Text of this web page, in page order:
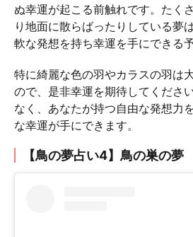
ぬ幸運が起こる前触れです。たく
り地面に散らばったりしている夢
軟な発想を持ち幸運を手にできる予
特に綺麗な色の羽やカラスの羽は
ので、是非幸運を期待してくださ
なく、あなたが持つ自由な発想力
な幸運が手にできます。
【鳥の夢占い4】鳥の巣の夢